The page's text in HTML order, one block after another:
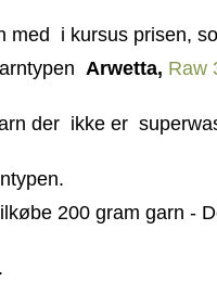
med i kursus prisen,
Arwetta, Raw
der ikke er
200 gram garn -